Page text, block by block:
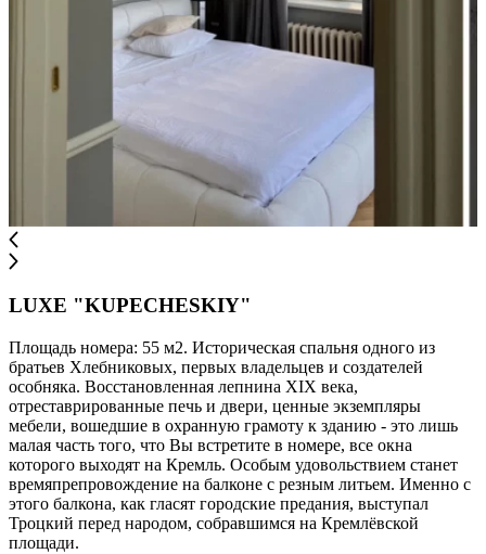
LUXE "KUPECHESKIY"
Площадь номера: 55 м2. Историческая спальня одного из
братьев Хлебниковых, первых владельцев и создателей
особняка. Восстановленная лепнина XIX века,
отреставрированные печь и двери, ценные экземпляры
мебели, вошедшие в охранную грамоту к зданию - это лишь
малая часть того, что Вы встретите в номере, все окна
которого выходят на Кремль. Особым удовольствием станет
времяпрепровождение на балконе с резным литьем. Именно с
этого балкона, как гласят городские предания, выступал
Троцкий перед народом, собравшимся на Кремлёвской
площади.